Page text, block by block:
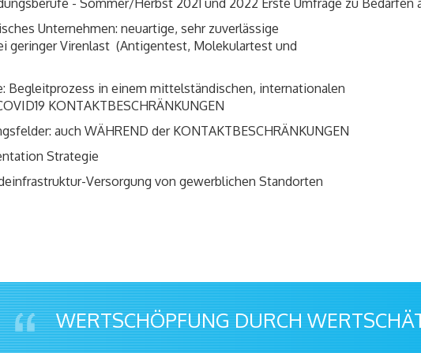
Unternehmen: neuartige, sehr zuverlässige
geringer Virenlast (Antigentest, Molekulartest und
Begleitprozess in einem mittelständischen, internationalen
KONTAKTBESCHRÄNKUNGEN
auch WÄHREND der KONTAKTBESCHRÄNKUNGEN
Strategie
Versorgung von gewerblichen Standorten
WERTSCHÖPFUNG DURCH